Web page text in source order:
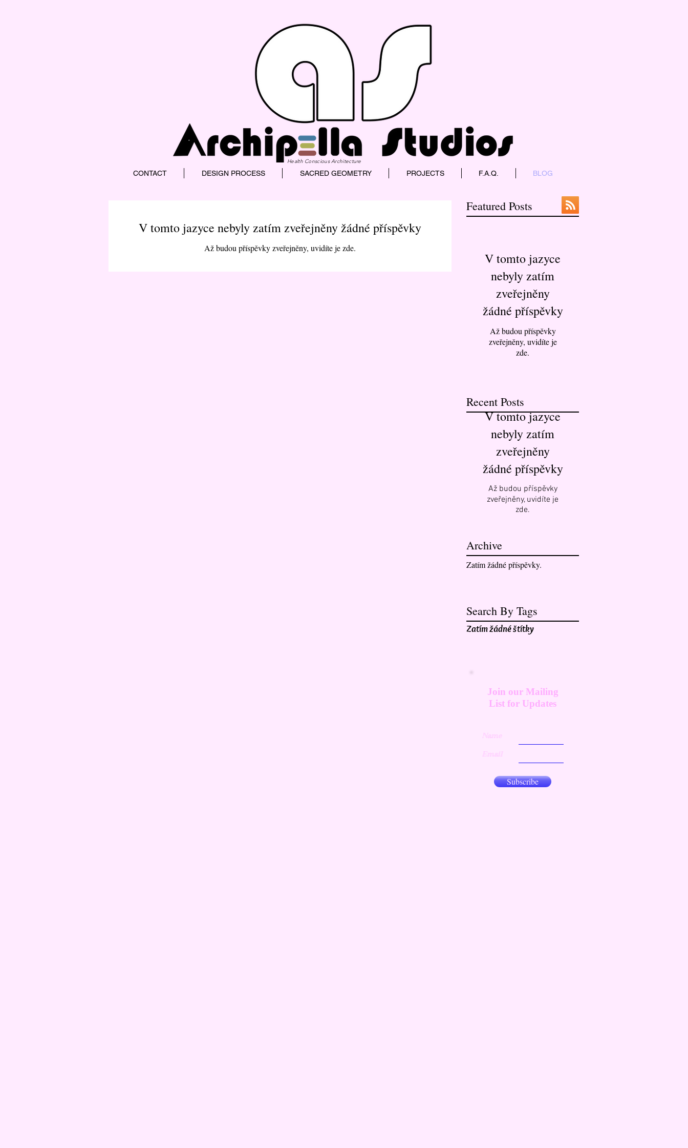
Health Conscious Architecture
CONTACT DESIGN PROCESS SACRED GEOMETRY PROJECTS F.A.Q. BLOG
V tomto jazyce
nebyly zatím
zveřejněny
žádné příspěvky
Až budou příspěvky
zveřejněny, uvidíte je
zde.
Archive
Zatím žádné příspěvky.
Search By Tags
Zatím žádné štítky
Join our Mailing
List for Updates
Name
Email
Subscribe
V tomto jazyce nebyly zatím zveřejněny žádné příspěvky
Až budou příspěvky zveřejněny, uvidíte je zde.
Recent Posts
Featured Posts
V tomto jazyce
nebyly zatím
zveřejněny
žádné příspěvky
Až budou příspěvky
zveřejněny, uvidíte je
zde.